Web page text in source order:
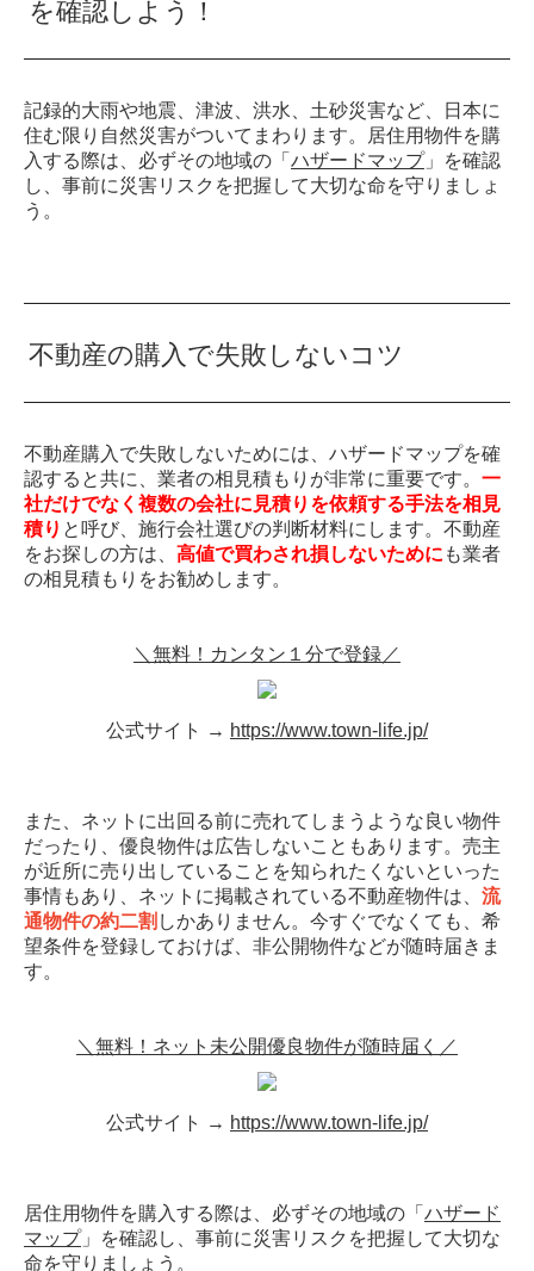
を確認しよう！
記録的大雨や地震、津波、洪水、土砂災害など、日本に
住む限り自然災害がついてまわります。居住用物件を購
入する際は、必ずその地域の「 ハザードマップ」を確認
し、事前に災害リスクを把握して大切な命を守りましょ
う。
不動産の購入で失敗しないコツ
不動産購入で失敗しないためには、ハザードマップを確
認すると共に、業者の相見積もりが非常に重要です。 一
社だけでなく複数の会社に見積りを依頼する手法を相見
積り と呼び、施行会社選びの判断材料にします。不動産
をお探しの方は、 高値で買わされ損しないために も業者
の相見積もりをお勧めします。
＼無料！カンタン１分で登録／
公式サイト → https://www.town-life.jp/
また、ネットに出回る前に売れてしまうような良い物件
だったり、優良物件は広告しないこともあります。売主
が近所に売り出していることを知られたくないといった
事情もあり、ネットに掲載されている不動産物件は、 流
通物件の約二割 しかありません。今すぐでなくても、希
望条件を登録しておけば、非公開物件などが随時届きま
す。
＼無料！ネット未公開優良物件が随時届く／
公式サイト → https://www.town-life.jp/
居住用物件を購入する際は、必ずその地域の「 ハザード
マップ」を確認し、事前に災害リスクを把握して大切な
命を守りましょう。